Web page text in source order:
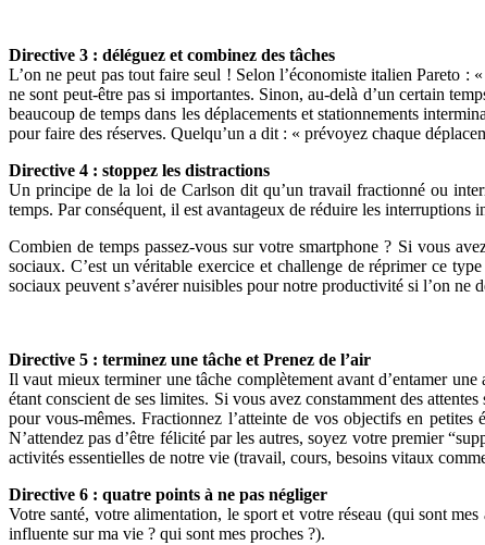
Directive 3 : déléguez et combinez des tâches
L’on ne peut pas tout faire seul ! Selon l’économiste italien Pareto :
ne sont peut-être pas si importantes. Sinon, au-delà d’un certain
beaucoup de temps dans les déplacements et stationnements
pour faire des réserves. Quelqu’un a dit : « prévoyez chaque
Directive 4 : stoppez les distractions
Un principe de la loi de Carlson dit qu’un travail fractionné ou
temps. Par conséquent, il est avantageux de réduire les interruptions
Combien de temps passez-vous sur votre smartphone ? Si vous
sociaux. C’est un véritable exercice et challenge de réprimer ce
sociaux peuvent s’avérer nuisibles pour notre productivité si l’on ne
Directive 5 : terminez une tâche et Prenez de l’air
Il vaut mieux terminer une tâche complètement avant d’entamer
étant conscient de ses limites. Si vous avez constamment des
pour vous-mêmes. Fractionnez l’atteinte de vos objectifs en
N’attendez pas d’être félicité par les autres, soyez votre premier
activités essentielles de notre vie (travail, cours, besoins vitaux
Directive 6 : quatre points à ne pas négliger
Votre santé, votre alimentation, le sport et votre réseau (qui sont
influente sur ma vie ? qui sont mes proches ?).